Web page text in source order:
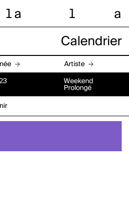
l a l a
Calendrier
Artiste
Weekend
Prolongé